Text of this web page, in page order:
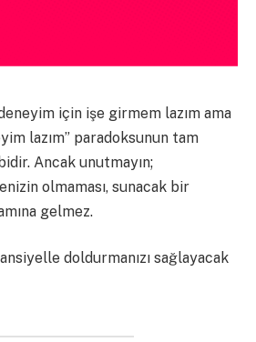
için işe girmem lazım ama
lazım” paradoksunun tam
Ancak unutmayın;
olmaması, sunacak bir
gelmez.
doldurmanızı sağlayacak